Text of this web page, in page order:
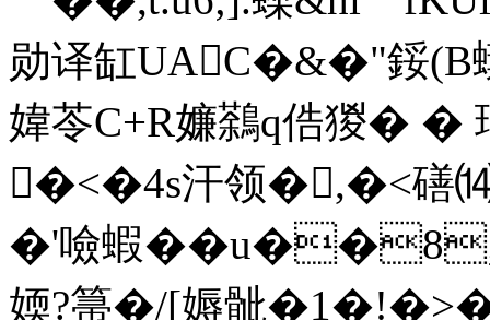
勋译缸UAC�&�"鋖(B
媁苓C+R嬚鷋q俈猣� �
�<�4s汗领�,�<磰⒁
�'噞蝦
媆?箒�/[媷骴